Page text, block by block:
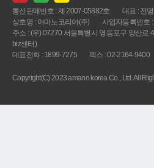
통신판매번호 : 제 2007-05882호
대표 : 전
상호명 : 아마노코리아(주)
사업자등록번호
주소 : (우) 07270 서울특별시 영등포구 양산로
biz센터)
대표전화 : 1899-7275
팩스 : 02-2164-9400
Copyright(C) 2023 amano korea Co., Ltd. All